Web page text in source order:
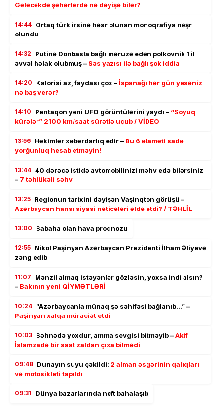
Gələcəkdə şəhərlərdə nə dəyişə bilər?
14:44 Ortaq türk irsinə həsr olunan monoqrafiya nəşr
olundu
14:32
Putinə Donbasla bağlı məruzə edən polkovnik 1 il
əvvəl həlak olubmuş – Səs yazısı ilə bağlı şok iddia
14:20 Kalorisi az, faydası çox –İspanağı hər gün yesəniz
nə baş verər?
14:10 Pentaqon yeni UFO görüntülərini yaydı – “Soyuq
kürələr” 2100 km/saat sürətlə uçub / VİDEO
13:56 Həkimlər xəbərdarlıq edir – Bu 6 əlaməti sadə
yorğunluq hesab etməyin!
13:44 40 dərəcə istidə avtomobilinizi məhv edə bilərsiniz
– 7 təhlükəli səhv
13:25 Regionun tarixini dəyişən Vaşinqton görüşü –
Azərbaycan hansı siyasi nəticələri əldə etdi? / TƏHLİL
13:00 Sabaha olan hava proqnozu
12:55 Nikol Paşinyan Azərbaycan Prezidenti İlham Əliyevə
zəng edib
11:07
Mənzil almaq istəyənlər gözləsin, yoxsa indi alsın?
– Bakının yeni QİYMƏTLƏRİ
10:24 “Azərbaycanla münaqişə səhifəsi bağlanıb…” –
Paşinyan xalqa müraciət etdi
10:03 Səhnədə yoxdur, amma sevgisi bitməyib –Akif
İslamzadə bir saat zaldan çıxa bilmədi
09:48 Dunayın suyu çəkildi: 2 alman əsgərinin qalıqları
və motosikleti tapıldı
09:31 Dünya bazarlarında neft bahalaşıb